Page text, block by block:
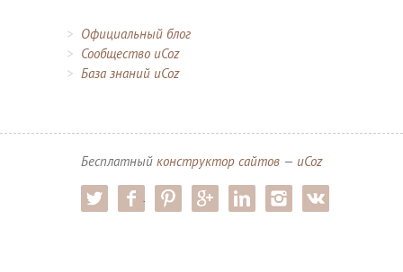
Официальный блог
Сообщество uCoz
База знаний uCoz
Бесплатный конструктор сайтов — uCoz
twitter
facebook pinterest google-pllinkedin instagram